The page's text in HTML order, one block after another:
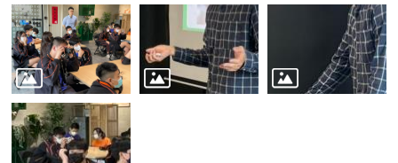
開
資
訊
網
站
導
覽